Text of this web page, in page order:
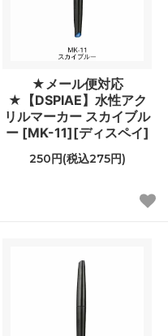
★メール便対応
★【DSPIAE】水性アク
リルマーカー スカイブル
ー [MK-11][ディスペイ]
250円(税込275円)